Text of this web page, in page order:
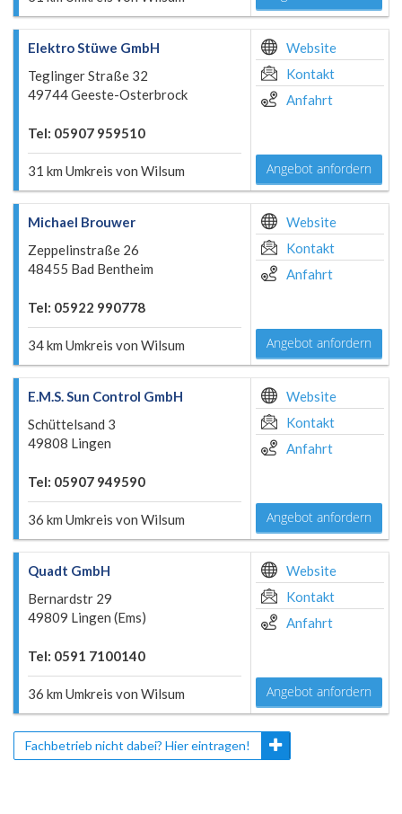
Elektro Stüwe GmbH
Teglinger Straße 32
49744 Geeste-Osterbrock
Tel: 05907 959510
31 km Umkreis von Wilsum
Website
Kontakt
Anfahrt
Angebot anfordern
Michael Brouwer
Zeppelinstraße 26
48455 Bad Bentheim
Tel: 05922 990778
34 km Umkreis von Wilsum
Website
Kontakt
Anfahrt
Angebot anfordern
E.M.S. Sun Control GmbH
Schüttelsand 3
49808 Lingen
Tel: 05907 949590
36 km Umkreis von Wilsum
Website
Kontakt
Anfahrt
Angebot anfordern
Quadt GmbH
Bernardstr 29
49809 Lingen (Ems)
Tel: 0591 7100140
36 km Umkreis von Wilsum
Website
Kontakt
Anfahrt
Angebot anfordern
Fachbetrieb nicht dabei? Hier eintragen!